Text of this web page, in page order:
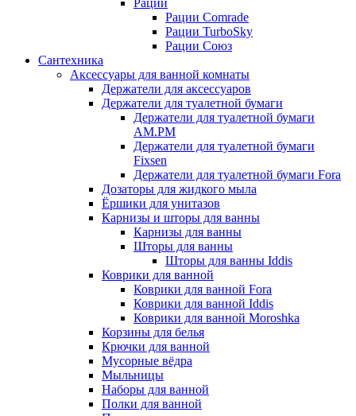
Рации
Рации Comrade
Рации TurboSky
Рации Союз
Сантехника
Аксессуары для ванной комнаты
Держатели для аксессуаров
Держатели для туалетной бумаги
Держатели для туалетной бумаги
AM.PM
Держатели для туалетной бумаги
Fixsen
Держатели для туалетной бумаги Fora
Дозаторы для жидкого мыла
Ёршики для унитазов
Карнизы и шторы для ванны
Карнизы для ванны
Шторы для ванны
Шторы для ванны Iddis
Коврики для ванной
Коврики для ванной Fora
Коврики для ванной Iddis
Коврики для ванной Moroshka
Корзины для белья
Крючки для ванной
Мусорные вёдра
Мыльницы
Наборы для ванной
Полки для ванной